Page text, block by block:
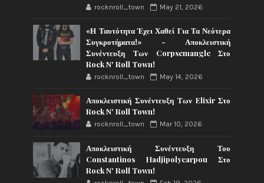
rocknroll_town May 21, 2026
«Η Ταυτότητα Έχει Χαθεί Για Τα Νεότερα
Συγκροτήματα!» - Αποκλειστική
Συνέντευξη Των Corpsemangle Στο
Rock N' Roll Town!
rocknroll_town May 14, 2026
Αποκλειστική Συνέντευξη Των Elixir Στο
Rock N' Roll Town!
rocknroll_town Mar 10, 2026
Αποκλειστική Συνέντευξη Του
Constantinos Hadjipolycarpou Στο
Rock N' Roll Town!